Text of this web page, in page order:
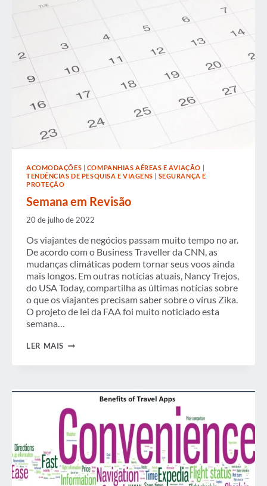
ACOMODAÇÕES | COMPANHIAS AÉREAS E AVIAÇÃO |
TENDÊNCIAS DE PESQUISA E VIAGENS | SEGURANÇA E
PROTEÇÃO
Semana em Revisão
20 de julho de 2022
Os viajantes de negócios passam muito tempo no ar.
De acordo com o Business Traveller da CNN, as
mudanças climáticas podem tornar seus voos ainda
mais longos. Em outras notícias atuais, Nancy Trejos,
do USA Today, compartilha as últimas notícias sobre
o que os viajantes precisam saber sobre o vírus Zika.
O projeto de lei da FAA foi muito noticiado esta
semana…
LER MAIS SEMANA